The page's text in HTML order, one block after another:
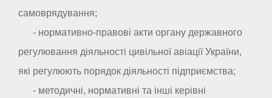
самоврядування;
- нормативно-правові акти органу державного
регулювання діяльності цивільної авіації України,
які регулюють порядок діяльності підприємства;
- методичні, нормативні та інші керівні